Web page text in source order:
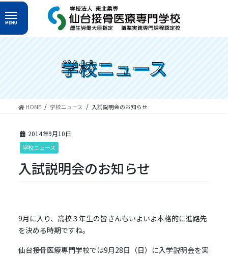
コ
ン
テ
ン
プ
ナ
ビ
ゲ
ー
動
学校ニュース
HOME 学校ニュース 入試説明会のお知らせ
2014年9月10日
学校ニュース
入試説明会のお知らせ
9月に入り、高校３年生の皆さんもいよいよ本格的に進路先
を決める時期ですね。
仙台接骨医療専門学校では9月28日（日）に入学説明会を実